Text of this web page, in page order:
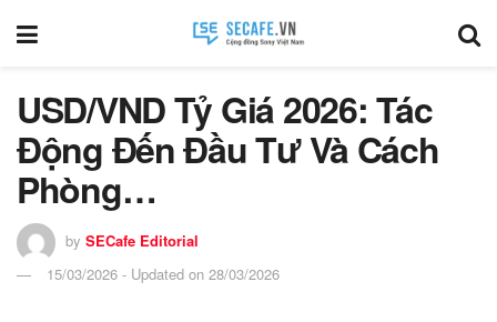
USD/VND Tỷ Giá 2026: Tác
Động Đến Đầu Tư Và Cách
Phòng…
by SECafe Editorial
15/03/2026 - Updated on 28/03/2026